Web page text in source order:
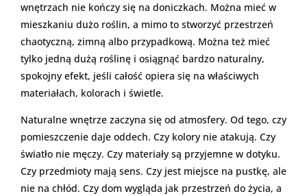
wnętrzach nie kończy się na doniczkach. Można mieć w
mieszkaniu dużo roślin, a mimo to stworzyć przestrzeń
chaotyczną, zimną albo przypadkową. Można też mieć
tylko jedną dużą roślinę i osiągnąć bardzo naturalny,
spokojny efekt, jeśli całość opiera się na właściwych
materiałach, kolorach i świetle.
Naturalne wnętrze zaczyna się od atmosfery. Od tego, czy
pomieszczenie daje oddech. Czy kolory nie atakują. Czy
światło nie męczy. Czy materiały są przyjemne w dotyku.
Czy przedmioty mają sens. Czy jest miejsce na pustkę, ale
nie na chłód. Czy dom wygląda jak przestrzeń do życia, a